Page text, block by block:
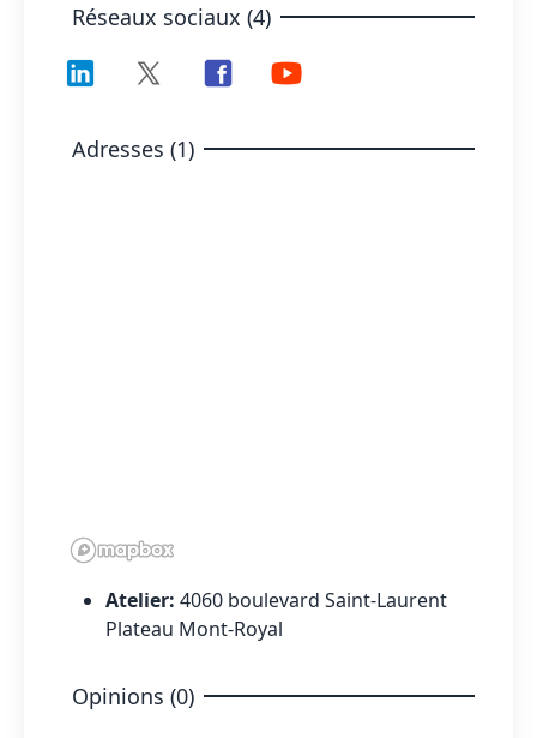
Réseaux sociaux (4)
Adresses (1)
Atelier: 4060 boulevard Saint-Laurent
Plateau Mont-Royal
Opinions (0)